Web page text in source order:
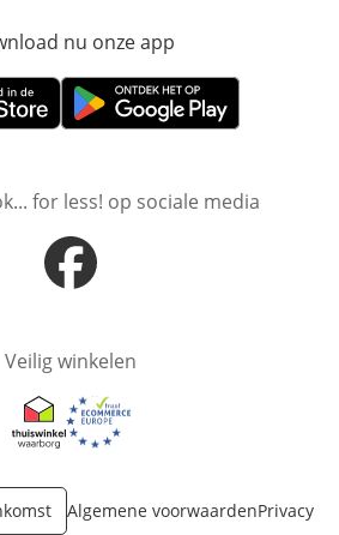
nu onze app
venster
Opent in nieuw venster
for less! op sociale media
Opent in nieuw venster
Veilig winkelen
Opent in nieuw venster
Opent in nieuw venster
Algemene voorwaardenPrivacy